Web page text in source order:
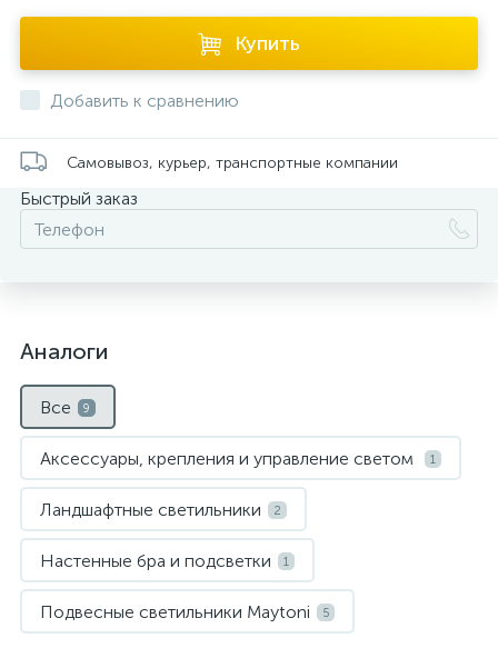
Купить
Добавить к сравнению
Самовывоз, курьер, транспортные компании
Быстрый заказ
Аналоги
Все 9
Аксессуары, крепления и управление светом 1
Ландшафтные светильники 2
Настенные бра и подсветки 1
Подвесные светильники Maytoni 5